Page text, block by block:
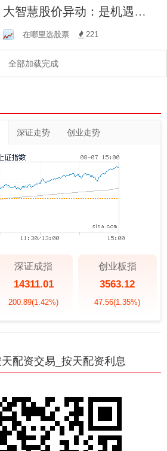
大智慧股价异动：是机遇还
是风险？
在哪里选股票 221
全部加载完成
深证走势 创业走势
深证成指
14311.01
200.89(1.42%)
创业板指
3563.12
47.56(1.35%)
配资交易_按天配资利息